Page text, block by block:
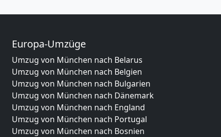
Europa-Umzüge
Umzug von München nach Belarus
Umzug von München nach Belgien
Umzug von München nach Bulgarien
Umzug von München nach Dänemark
Umzug von München nach England
Umzug von München nach Portugal
Umzug von München nach Bosnien